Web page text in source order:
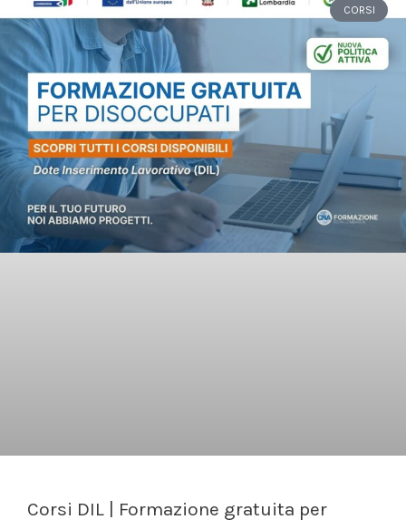
CORSI
Corsi DIL | Formazione gratuita per